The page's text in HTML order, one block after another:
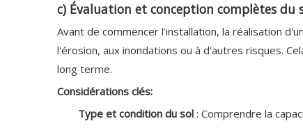
c) Évaluation et conception complètes du
Avant de commencer l'installation, la réalisation
l'érosion, aux inondations ou à d'autres risques.
long terme.
Considérations clés:
Type et condition du sol : Comprendre la